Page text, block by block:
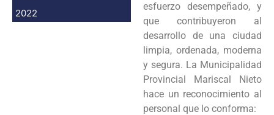
2022
esfuerzo desempeñado, y
que contribuyeron al
desarrollo de una ciudad
limpia, ordenada, moderna
y segura. La Municipalidad
Provincial Mariscal Nieto
hace un reconocimiento al
personal que lo conforma: